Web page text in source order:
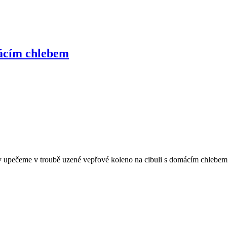
chlebem
v troubě uzené vepřové koleno na cibuli s domácím chlebem